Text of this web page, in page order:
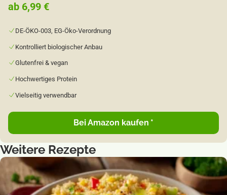
ab 6,99 €
DE-ÖKO-003, EG-Öko-Verordnung
Kontrolliert biologischer Anbau
Glutenfrei & vegan
Hochwertiges Protein
Vielseitig verwendbar
Bei Amazon kaufen *
Weitere Rezepte